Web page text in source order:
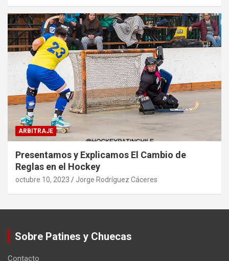
ARBITRAJE
Presentamos y Explicamos El Cambio de
Reglas en el Hockey
octubre 10, 2023 Jorge Rodríguez Cáceres
Sobre Patines y Chuecas
Contacto